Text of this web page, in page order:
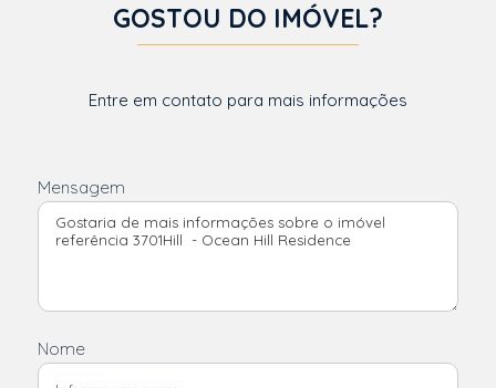
GOSTOU DO IMÓVEL?
Entre em contato para mais informações
Mensagem
Nome